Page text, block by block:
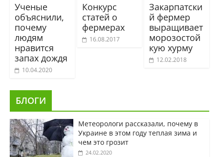
Ученые
объяснили,
почему
людям
нравится
запах дождя
10.04.2020
Конкурс
статей о
фермерах
16.08.2017
Закарпатски
й фермер
выращивает
морозостой
кую хурму
12.02.2018
БЛОГИ
Метеорологи рассказали, почему в
Украине в этом году теплая зима и
чем это грозит
24.02.2020